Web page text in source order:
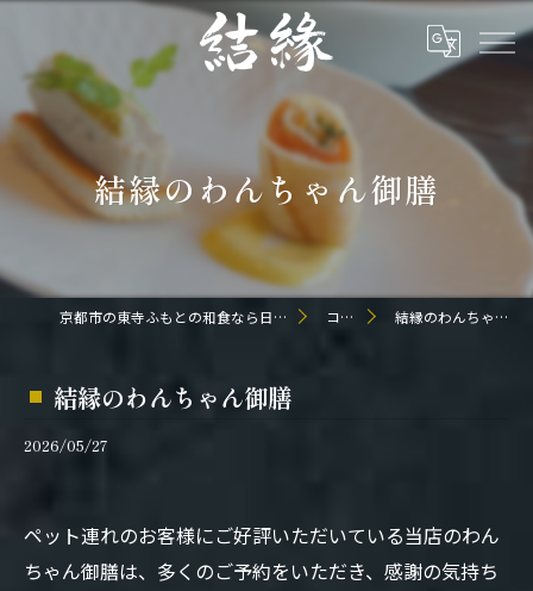
結縁のわんちゃん御膳
京都市の東寺ふもとの和食なら日本料理 結縁 コラム 結縁のわんちゃん御膳
結縁のわんちゃん御膳
2026/05/27
ペット連れのお客様にご好評いただいている当店のわん
ちゃん御膳は、多くのご予約をいただき、感謝の気持ち